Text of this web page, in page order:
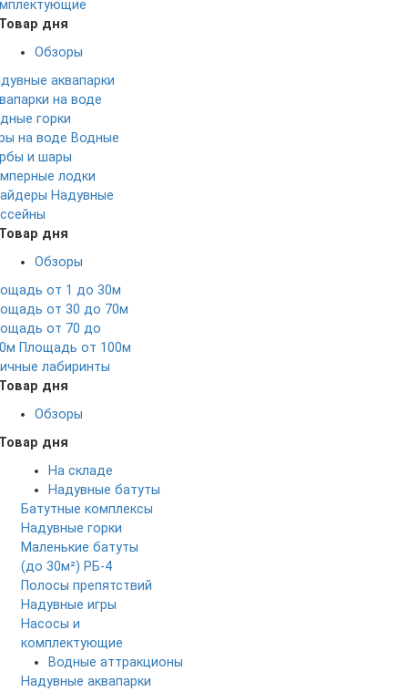
дня
Обзоры
аквапарки
на воде
горки
на воде Водные
и шары
лодки
Надувные
дня
Обзоры
от 1 до 30м
от 30 до 70м
от 70 до
Площадь от 100м
лабиринты
дня
Обзоры
дня
На складе
Надувные батуты
Батутные комплексы
Надувные горки
Маленькие батуты
(до 30м²) РБ-4
Полосы препятствий
Надувные игры
Насосы и
комплектующие
Водные аттракционы
Надувные аквапарки